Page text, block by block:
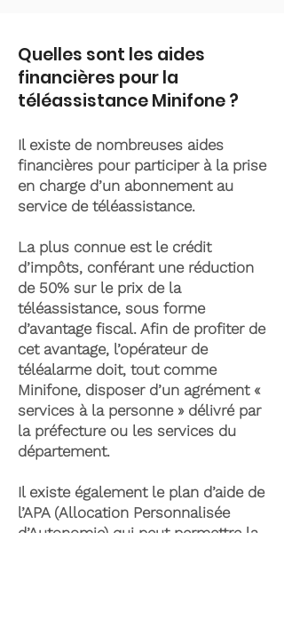
Quelles sont les aides
financières pour la
téléassistance Minifone ?
Il existe de nombreuses aides
financières pour participer à la prise
en charge d’un abonnement au
service de téléassistance.
La plus connue est le crédit
d’impôts, conférant une réduction
de 50% sur le prix de la
téléassistance, sous forme
d’avantage fiscal. Afin de profiter de
cet avantage, l’opérateur de
téléalarme doit, tout comme
Minifone, disposer d’un agrément «
services à la personne » délivré par
la préfecture ou les services du
département.
Il existe également le plan d’aide de
l’APA (Allocation Personnalisée
d’Autonomie) qui peut permettre la